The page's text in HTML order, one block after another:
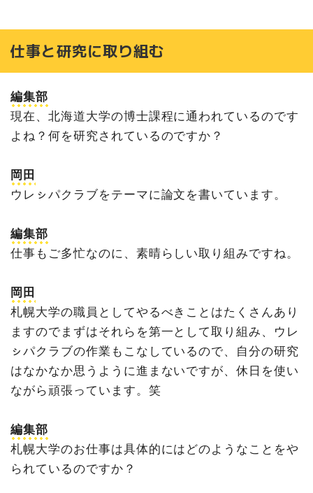
仕事と研究に取り組む
編集部
現在、北海道大学の博士課程に通われているのです
よね？何を研究されているのですか？
岡田
ウレㇱパクラブをテーマに論文を書いています。
編集部
仕事もご多忙なのに、素晴らしい取り組みですね。
岡田
札幌大学の職員としてやるべきことはたくさんあり
ますのでまずはそれらを第一として取り組み、ウレ
ㇱパクラブの作業もこなしているので、自分の研究
はなかなか思うように進まないですが、休日を使い
ながら頑張っています。笑
編集部
札幌大学のお仕事は具体的にはどのようなことをや
られているのですか？